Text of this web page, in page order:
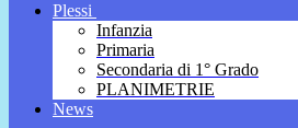
Plessi
Infanzia
Primaria
Secondaria di 1° Grado
PLANIMETRIE
News